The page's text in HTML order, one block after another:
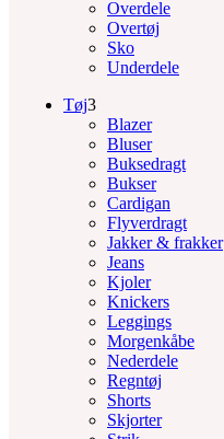
Overdele
Overtøj
Sko
Underdele
Tøj3
Blazer
Bluser
Buksedragt
Bukser
Cardigan
Flyverdragt
Jakker & frakker
Jeans
Kjoler
Knickers
Leggings
Morgenkåbe
Nederdele
Regntøj
Shorts
Skjorter